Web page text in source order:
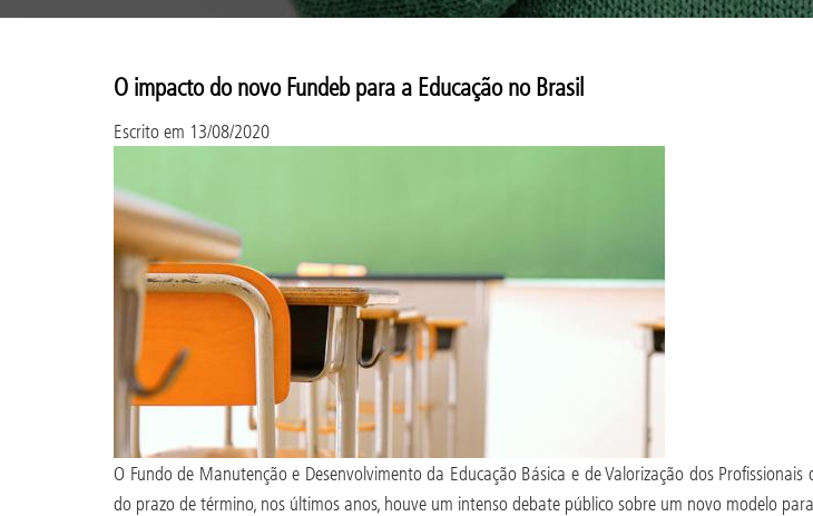
O impacto do novo Fundeb para a Educação no Brasil
Escrito em 13/08/2020
O Fundo de Manutenção e Desenvolvimento da Educação Básica e de Valorização dos
do prazo de término, nos últimos anos, houve um intenso debate público sobre um novo modelo